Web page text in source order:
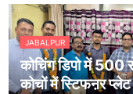
JABALPUR
कोचिंग डिपो में 500
कोचों में स्टिफऩर प्लेट